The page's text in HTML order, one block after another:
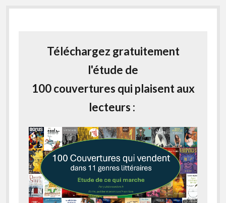
Téléchargez gratuitement
l'étude de
100 couvertures qui plaisent aux
lecteurs :